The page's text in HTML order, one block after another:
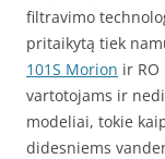
filtravimo
pritaikytą tiek
101S Morion ir
vartotojams ir
modeliai, tokie
didesniems